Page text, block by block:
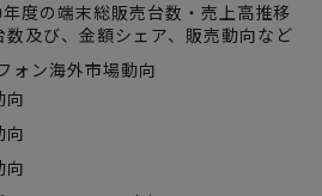
度の端末総販売台数・売上高推移
及び、金額シェア、販売動向など
ン海外市場動向